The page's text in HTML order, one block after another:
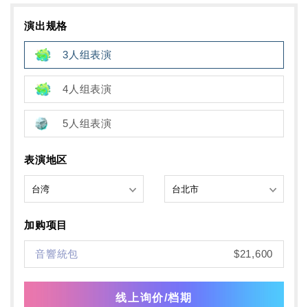
演出规格
3人组表演
4人组表演
5人组表演
表演地区
加购项目
$21,600
音響統包
线上询价/档期